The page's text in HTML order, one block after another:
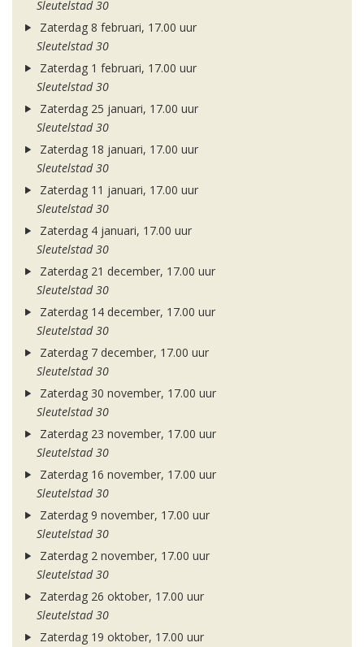
Sleutelstad 30
Zaterdag 8 februari, 17.00 uur
Sleutelstad 30
Zaterdag 1 februari, 17.00 uur
Sleutelstad 30
Zaterdag 25 januari, 17.00 uur
Sleutelstad 30
Zaterdag 18 januari, 17.00 uur
Sleutelstad 30
Zaterdag 11 januari, 17.00 uur
Sleutelstad 30
Zaterdag 4 januari, 17.00 uur
Sleutelstad 30
Zaterdag 21 december, 17.00 uur
Sleutelstad 30
Zaterdag 14 december, 17.00 uur
Sleutelstad 30
Zaterdag 7 december, 17.00 uur
Sleutelstad 30
Zaterdag 30 november, 17.00 uur
Sleutelstad 30
Zaterdag 23 november, 17.00 uur
Sleutelstad 30
Zaterdag 16 november, 17.00 uur
Sleutelstad 30
Zaterdag 9 november, 17.00 uur
Sleutelstad 30
Zaterdag 2 november, 17.00 uur
Sleutelstad 30
Zaterdag 26 oktober, 17.00 uur
Sleutelstad 30
Zaterdag 19 oktober, 17.00 uur